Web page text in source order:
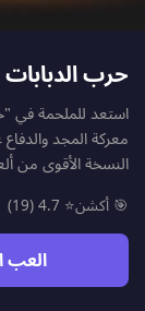
حرب الدبابات
استعد للملحمة في
معركة المجد
النسخة الأقوى من
حيث التخطيط لا
أنماط للعب، من
🎯 أكشن⭐ 4.7 (19)
العب